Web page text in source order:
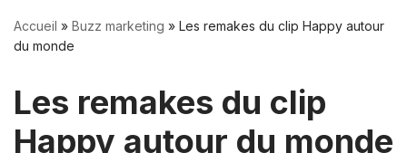
Accueil » Buzz marketing » Les remakes du clip Happy autour
du monde
Les remakes du clip
Happy autour du monde